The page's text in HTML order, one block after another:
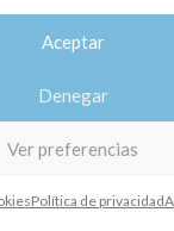
Aceptar
Denegar
Ver preferencias
Política de privacidad